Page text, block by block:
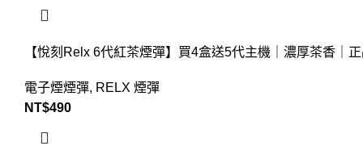
【悅刻Relx 6代紅茶煙彈】買4盒送5代主機｜濃厚茶香｜
電子煙煙彈, RELX 煙彈
NT$490